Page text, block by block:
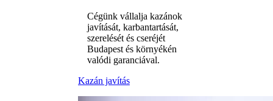
Cégünk vállalja kazánok
javítását, karbantartását,
szerelését és cseréjét
Budapest és környékén
valódi garanciával.
Kazán javítás